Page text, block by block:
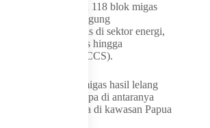
rencana pembukaan 118 blok migas
juga menjadi panggung
kontrak strategis di sektor energi,
wilayah kerja migas hingga
(CCS).
wilayah kerja migas hasil lelang
tersebut. Beberapa di antaranya
jumbo, terutama di kawasan Papua